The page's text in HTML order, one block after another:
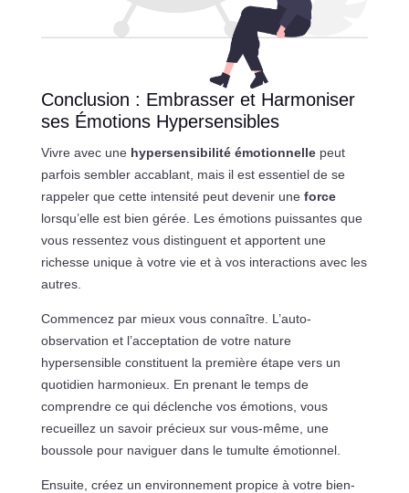
Conclusion : Embrasser et Harmoniser
ses Émotions Hypersensibles
Vivre avec une hypersensibilité émotionnellepeut
parfois sembler accablant, mais il est essentiel de se
rappeler que cette intensité peut devenir une force
lorsqu’elle est bien gérée. Les émotions puissantes que
vous ressentez vous distinguent et apportent une
richesse unique à votre vie et à vos interactions avec les
autres.
Commencez par mieux vous connaître. L’auto-
observation et l’acceptation de votre nature
hypersensible constituent la première étape vers un
quotidien harmonieux. En prenant le temps de
comprendre ce qui déclenche vos émotions, vous
recueillez un savoir précieux sur vous-même, une
boussole pour naviguer dans le tumulte émotionnel.
Ensuite, créez un environnement propice à votre bien-